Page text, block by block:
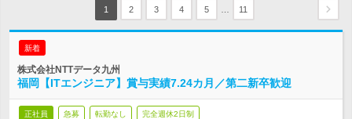
1 2 3 4 5 11
新着
株式会社NTTデータ九州
福岡【ITエンジニア】賞与実績7.24カ月／第二新卒歓迎
正社員 急募 転勤なし 完全週休2日制